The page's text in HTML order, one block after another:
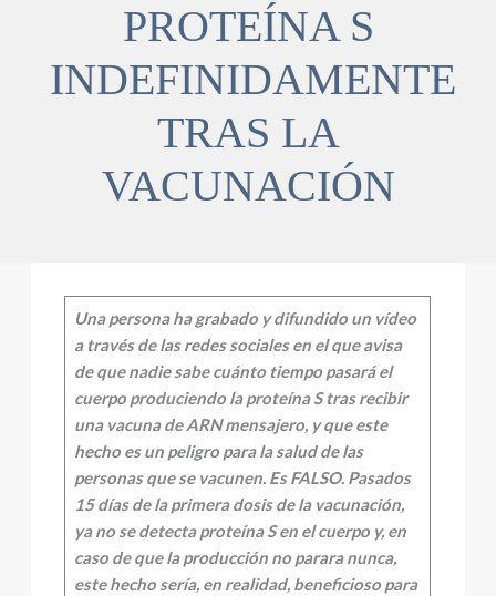
PROTEÍNA S
INDEFINIDAMENTE
TRAS LA
VACUNACIÓN
Una persona ha grabado y difundido un vídeo
a través de las redes sociales en el que avisa
de que nadie sabe cuánto tiempo pasará el
cuerpo produciendo la proteína S tras recibir
una vacuna de ARN mensajero, y que este
hecho es un peligro para la salud de las
personas que se vacunen. Es FALSO. Pasados
15 días de la primera dosis de la vacunación,
ya no se detecta proteína S en el cuerpo y, en
caso de que la producción no parara nunca,
este hecho sería, en realidad, beneficioso para